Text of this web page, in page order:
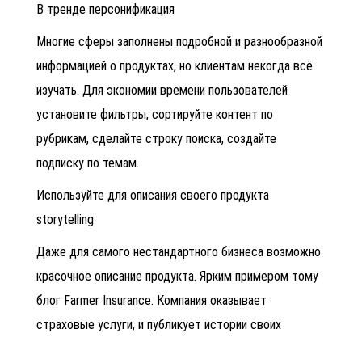
В тренде персонификация
Многие сферы заполнены подробной и разнообразной
информацией о продуктах, но клиентам некогда всё
изучать. Для экономии времени пользователей
установите фильтры, сортируйте контент по
рубрикам, сделайте строку поиска, создайте
подписку по темам.
Используйте для описания своего продукта
storytelling
Даже для самого нестандартного бизнеса возможно
красочное описание продукта. Ярким примером тому
блог Farmer Insurance. Компания оказывает
страховые услуги, и публикует истории своих